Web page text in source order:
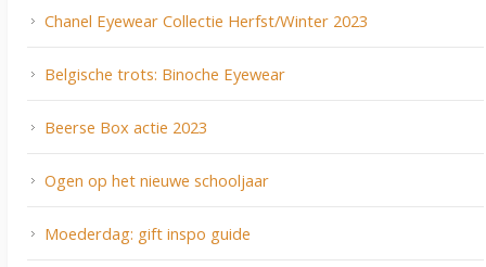
Chanel Eyewear Collectie Herfst/Winter 2023
Belgische trots: Binoche Eyewear
Beerse Box actie 2023
Ogen op het nieuwe schooljaar
Moederdag: gift inspo guide